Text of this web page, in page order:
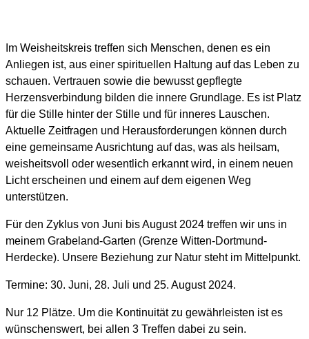
Im Weisheitskreis treffen sich Menschen, denen es ein
Anliegen ist, aus einer spirituellen Haltung auf das Leben zu
schauen. Vertrauen sowie die bewusst gepflegte
Herzensverbindung bilden die innere Grundlage. Es ist Platz
für die Stille hinter der Stille und für inneres Lauschen.
Aktuelle Zeitfragen und Herausforderungen können durch
eine gemeinsame Ausrichtung auf das, was als heilsam,
weisheitsvoll oder wesentlich erkannt wird, in einem neuen
Licht erscheinen und einem auf dem eigenen Weg
unterstützen.
Für den Zyklus von Juni bis August 2024 treffen wir uns in
meinem Grabeland-Garten (Grenze Witten-Dortmund-
Herdecke). Unsere Beziehung zur Natur steht im Mittelpunkt.
Termine: 30. Juni, 28. Juli und 25. August 2024.
Nur 12 Plätze. Um die Kontinuität zu gewährleisten ist es
wünschenswert, bei allen 3 Treffen dabei zu sein.